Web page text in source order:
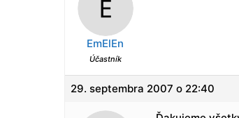
EmElEn
Účastník
29. septembra 2007 o 22:40